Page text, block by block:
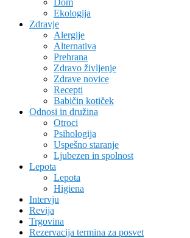
Dom
Ekologija
Zdravje
Alergije
Alternativa
Prehrana
Zdravo življenje
Zdrave novice
Recepti
Babičin kotiček
Odnosi in družina
Otroci
Psihologija
Uspešno staranje
Ljubezen in spolnost
Lepota
Lepota
Higiena
Intervju
Revija
Trgovina
Rezervacija termina za posvet